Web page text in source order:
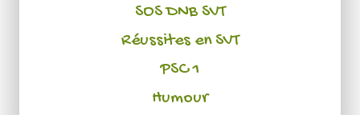
SOS DNB SVT
Réussites en SVT
PSC 1
Humour